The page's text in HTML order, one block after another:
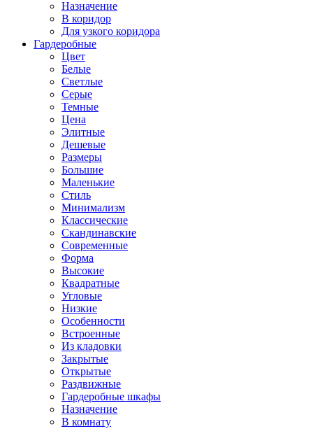
Назначение
В коридор
Для узкого коридора
Гардеробные
Цвет
Белые
Светлые
Серые
Темные
Цена
Элитные
Дешевые
Размеры
Большие
Маленькие
Стиль
Минимализм
Классические
Скандинавские
Современные
Форма
Высокие
Квадратные
Угловые
Низкие
Особенности
Встроенные
Из кладовки
Закрытые
Открытые
Раздвижные
Гардеробные шкафы
Назначение
В комнату